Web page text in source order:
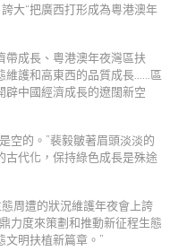
大“把廣西打形成為粵港澳年
帶成長、粵港澳年夜灣區扶
維護和高東西的品質成長……區
辟中國經濟成長的遼闊新空
空的。”裴毅皺著眉頭淡淡的
古代化，保持綠色成長是殊途
周遭的狀況維護年夜會上誇
力度來策劃和推動新征程生態
文明扶植新篇章。”